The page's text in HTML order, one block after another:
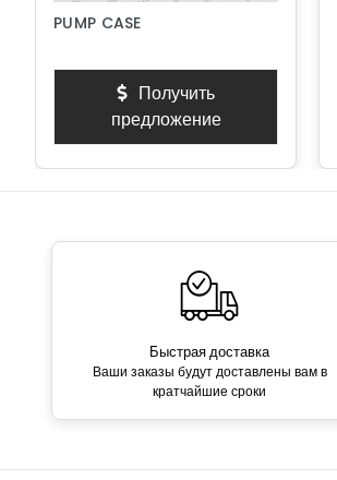
PUMP CASE
Получить
предложение
Быстрая доставка
Ваши заказы будут доставлены вам в
кратчайшие сроки